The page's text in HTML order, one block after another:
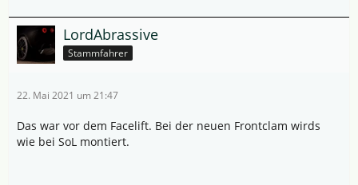
LordAbrassive
Stammfahrer
22. Mai 2021 um 21:47
Das war vor dem Facelift. Bei der neuen Frontclam wirds
wie bei SoL montiert.